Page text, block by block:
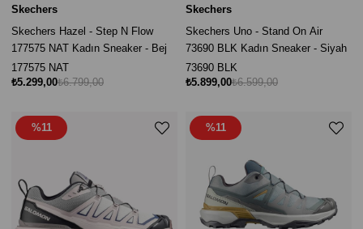
Skechers
Skechers Hazel - Step N Flow
177575 NAT Kadın Sneaker - Bej
177575 NAT
₺5.299,00₺6.799,00
Skechers
Skechers Uno - Stand On Air
73690 BLK Kadın Sneaker - Siyah
73690 BLK
₺5.899,00₺6.599,00
%11 %11